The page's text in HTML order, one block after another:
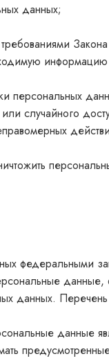
данных;
персональных
случайного
федеральными
данные,
данных.
данные